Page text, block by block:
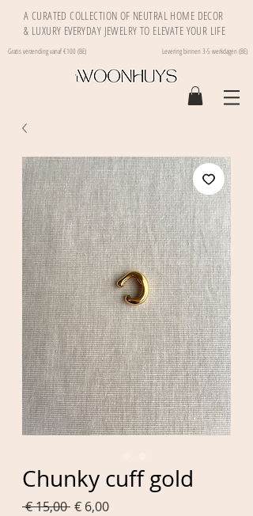
A CURATED COLLECTION OF NEUTRAL HOME DECOR
& LUXURY EVERYDAY JEWELRY TO ELEVATE YOUR LIFE
Gratis verzending vanaf €100 (BE) Levering binnen 3-5 werkdagen (BE)
Chunky cuff gold
€ 15,00 Normale
€ 6,00Verkoopprijs